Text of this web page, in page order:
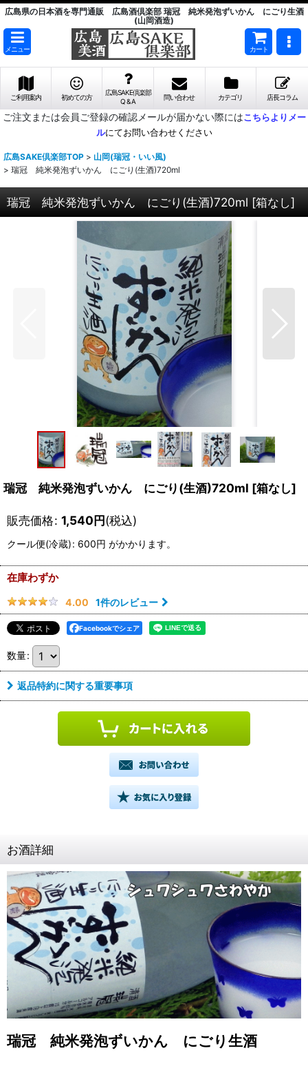
広島県の日本酒を専門通販 広島酒倶楽部 瑞冠 純米発泡ずいかん にごり生酒
(山岡酒造)
メニュー カート
ご利用案内 初めての方
広島SAKE倶楽部
Q & A
問い合わせ カテゴリ 店長コラム
ご注文または会員ご登録の確認メールが届かない際にはこちらよりメー
ルにてお問い合わせください
広島SAKE倶楽部TOP > 山岡(瑞冠・いい風)
> 瑞冠 純米発泡ずいかん にごり(生酒)720ml
瑞冠 純米発泡ずいかん にごり(生酒)720ml [箱なし]
瑞冠 純米発泡ずいかん にごり(生酒)720ml [箱なし]
販売価格: 1,540円(税込)
クール便(冷蔵): 600円 がかかります。
在庫わずか
4.00 1件のレビュー
Facebookでシェア
数量:
返品特約に関する重要事項
お酒詳細
瑞冠 純米発泡ずいかん にごり生酒